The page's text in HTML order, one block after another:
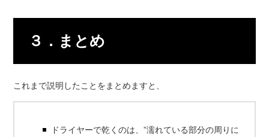
３．まとめ
これまで説明したことをまとめますと、
ドライヤーで乾くのは、”濡れている部分の周りに